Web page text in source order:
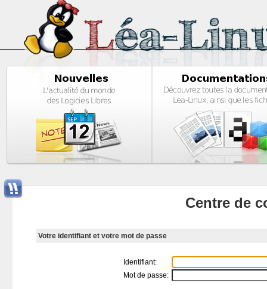
Centre de
Votre identifiant et votre mot de passe
Identifiant:
Mot de passe: